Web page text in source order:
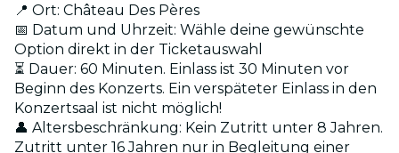
📍 Ort: Château Des Pères
📅 Datum und Uhrzeit: Wähle deine gewünschte
Option direkt in der Ticketauswahl
⏳ Dauer: 60 Minuten. Einlass ist 30 Minuten vor
Beginn des Konzerts. Ein verspäteter Einlass in den
Konzertsaal ist nicht möglich!
👤 Altersbeschränkung: Kein Zutritt unter 8 Jahren.
Zutritt unter 16 Jahren nur in Begleitung einer